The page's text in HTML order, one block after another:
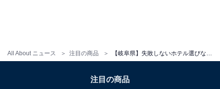
All About ニュース 注目の商品
注目の商品